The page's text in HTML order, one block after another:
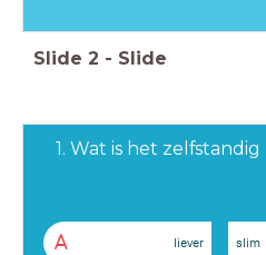
Slide 2 - Slide
1. Wat is het
A liever slim